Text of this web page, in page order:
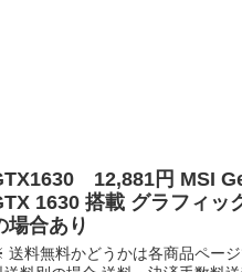
12,881円 MSI
1630 搭載 グラフィッ
場合あり
送料無料かどうかは各商品ペー